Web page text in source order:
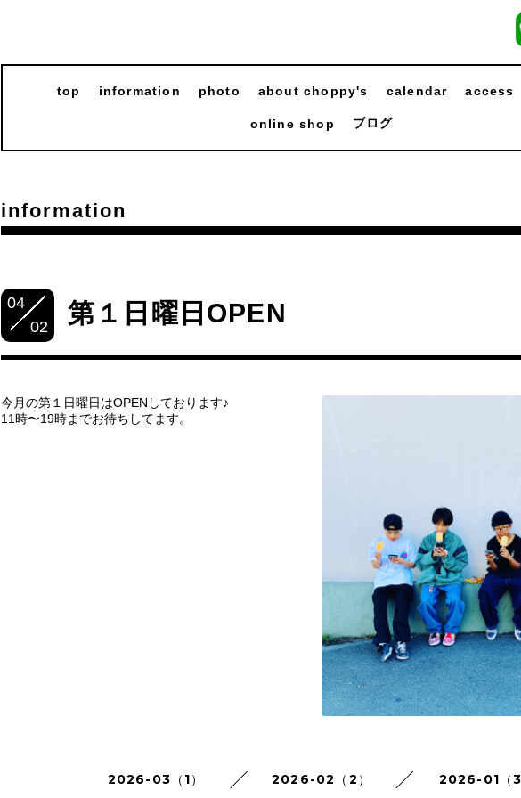
top information photo about choppy's calendar access
online shop ブログ
information
04
02
第１日曜日OPEN
今月の第１日曜日はOPENしております♪
11時〜19時までお待ちしてます。
2026-03（1） 2026-02（2） 2026-01（